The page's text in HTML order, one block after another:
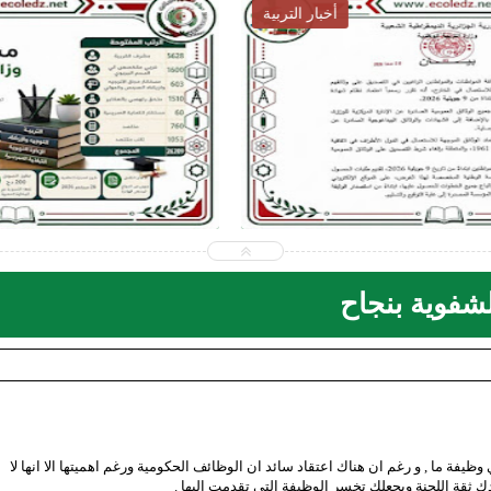
أخبار التربية
2026-07-28
ecoledz.net
بنجاح
ما , و رغم ان هناك اعتقاد سائد ان الوظائف الحكومية ورغم اهميتها الا انها لا
ثقة اللجنة ويجعلك تخسر الوظيفة التي تقدمت اليها .